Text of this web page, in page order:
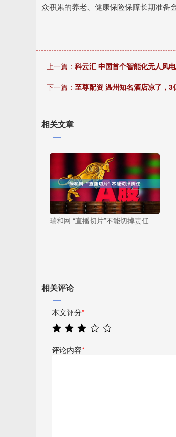
众积累的养老、健康保险保障长期准备
上一篇： 科云汇 中国首个智能化无人风
下一篇： 至尊配资 温州知名酒店凉了，3
相关文章
瑞和网 “直播切片”不能切掉责任
相关评论
本文评分*
评论内容*